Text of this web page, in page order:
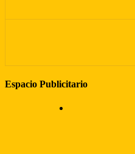
Espacio Publicitario